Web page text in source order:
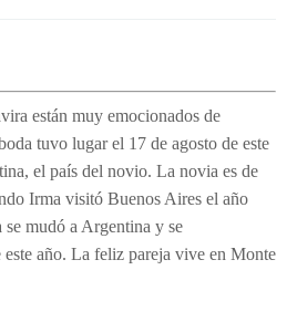
están muy emocionados de
tuvo lugar el 17 de agosto de este
el país del novio. La novia es de
Irma visitó Buenos Aires el año
se mudó a Argentina y se
año. La feliz pareja vive en Monte